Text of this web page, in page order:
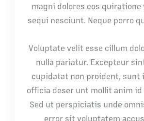
magni dolores eos
sequi nesciunt. Neque porro
Voluptate velit esse cillum
nulla pariatur. Excepteur
cupidatat non proident, sunt
officia deser unt mollit anim id
Sed ut perspiciatis unde
error sit voluptatem